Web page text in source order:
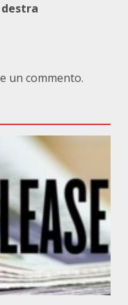
un commento.